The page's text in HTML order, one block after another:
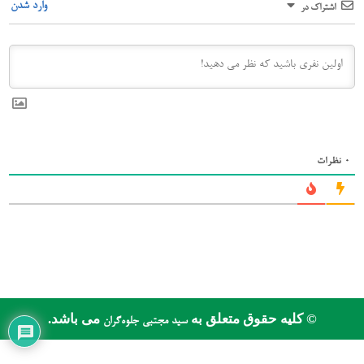
اشتراک در وارد شدن
0 نظرات
© کلیه حقوق متعلق بهسید مجتبی جلوه‌گرانمی باشد.